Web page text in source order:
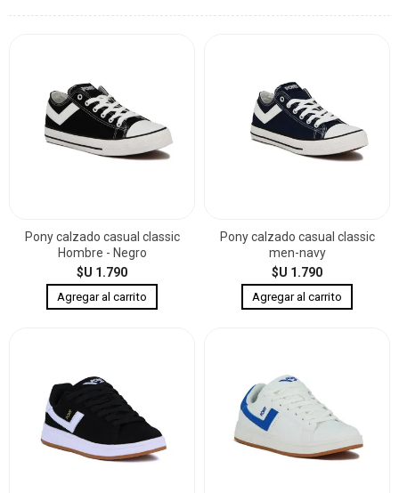
Pony calzado casual classic
Hombre - Negro
$U 1.790
Pony calzado casual classic
men-navy
$U 1.790